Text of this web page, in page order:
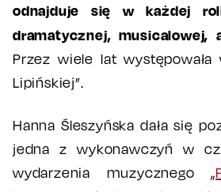
odnajduje się w każdej
dramatycznej, musicalowej,
Przez wiele lat występowała
Lipińskiej”.
Hanna Śleszyńska dała się
jedna z wykonawczyń w
wydarzenia muzycznego „